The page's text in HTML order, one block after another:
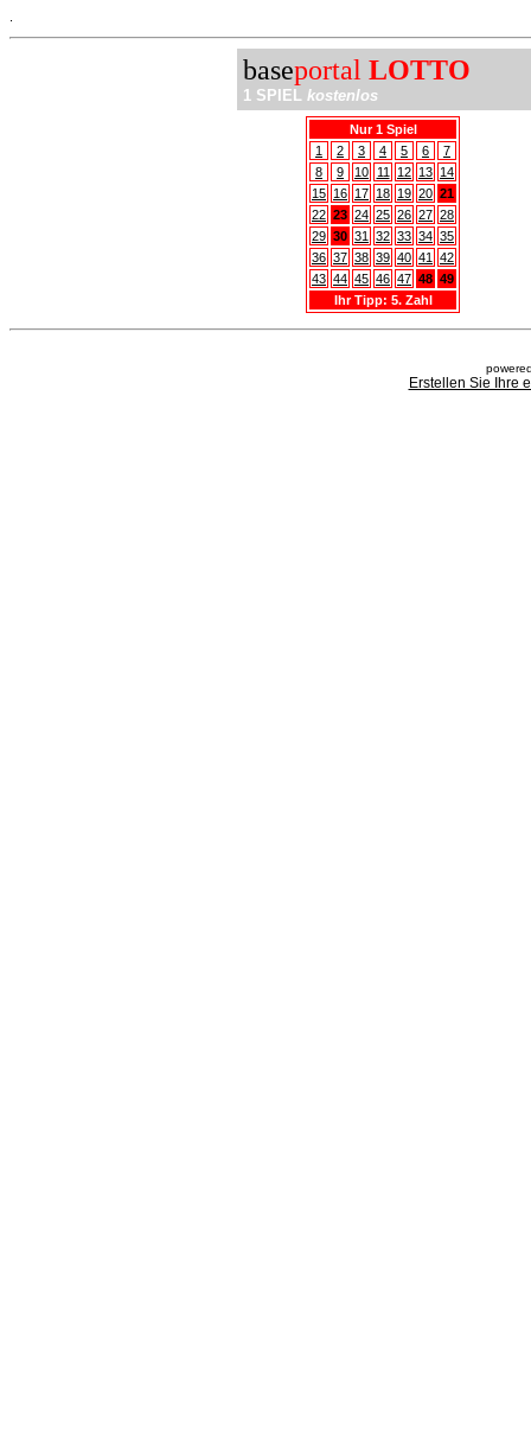
baseportal LOTTO
1 SPIEL kostenlos
Nur 1 Spiel
1
2 3 4 5 6
7
8
9 10 11 12 13 14
15 16 17 18 19 20 21
22 23 24 25 26 27 28
29 30 31 32 33 34 35
36 37 38 39 40 41
42
43 44 45 46 47 48 49
Ihr Tipp: 5. Zahl
Erstellen Sie Ihre